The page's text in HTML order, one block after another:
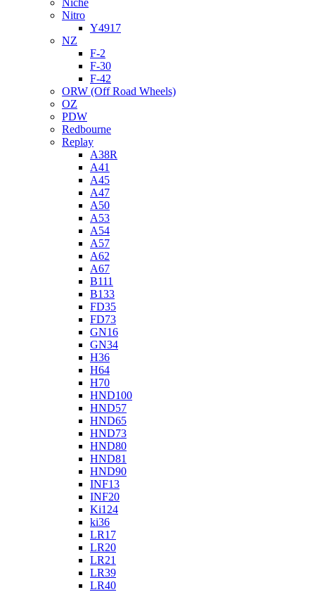
Niche
Nitro
Y4917
NZ
F-2
F-30
F-42
ORW (Off Road Wheels)
OZ
PDW
Redbourne
Replay
A38R
A41
A45
A47
A50
A53
A54
A57
A62
A67
B111
B133
FD35
FD73
GN16
GN34
H36
H64
H70
HND100
HND57
HND65
HND73
HND80
HND81
HND90
INF13
INF20
Ki124
ki36
LR17
LR20
LR21
LR39
LR40